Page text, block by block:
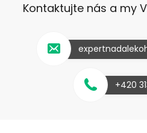
Kontaktujte nás a my
+420